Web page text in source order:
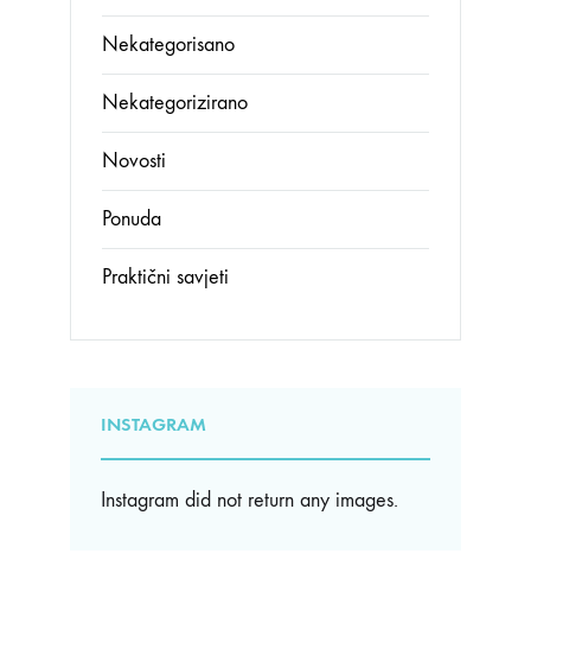
Nekategorisano
Nekategorizirano
Novosti
Ponuda
Praktični savjeti
INSTAGRAM
Instagram did not return any images.